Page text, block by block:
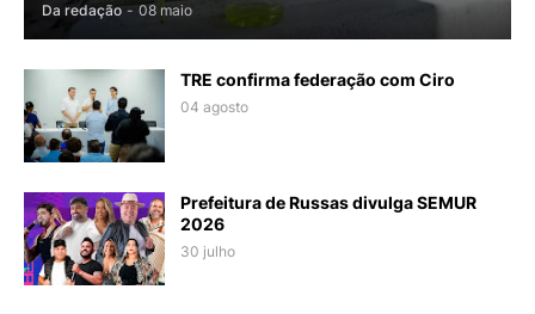
Da redação - 08 maio
TRE confirma federação com Ciro
04 agosto
Prefeitura de Russas divulga SEMUR
2026
30 julho